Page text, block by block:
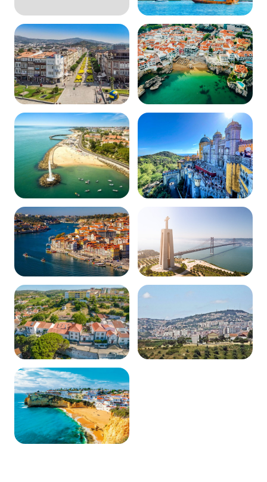
Lisboa
Ver página
Porto
Ver página
Braga
Ver página
Cascais
Ver página
Oeiras
Ver página Ver página
Amadora
Ver página
Almada
Loures
Ver página